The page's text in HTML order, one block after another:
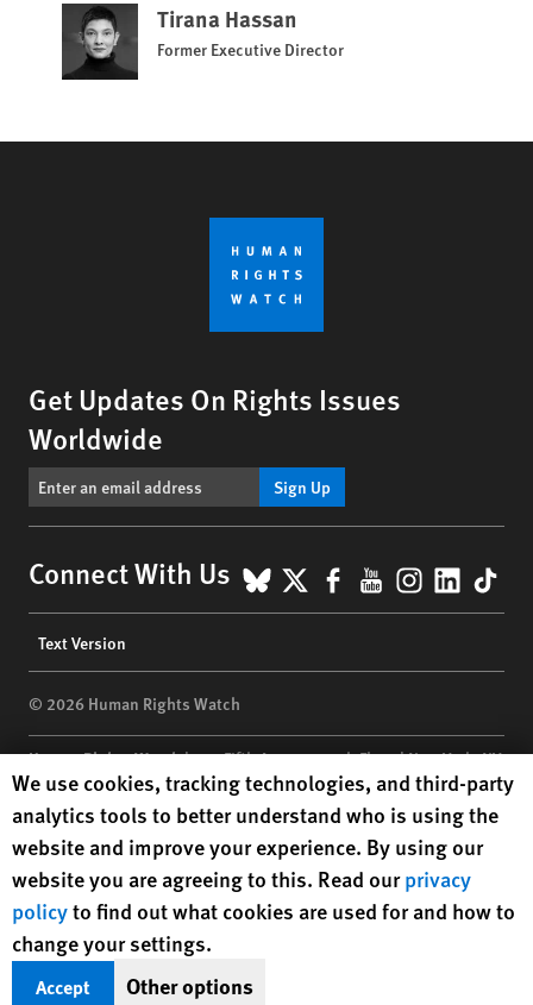
Tirana Hassan
Former Executive Director
Get Updates On Rights Issues
Worldwide
Sign Up
Connect With Us BlueSky
X Facebook
YouTube
menu
Text Version
© 2026 Human Rights Watch
Human Rights Watch| 350 Fifth Avenue, 34th Floor | New York,NY
10118-3299USA|t 1.212.290.4700
Human Rights Watchis a 501(C)(3) nonprofit registered in the US
under EIN: 13-2875808
Human Rights Watch cookie preferences
We use cookies, tracking technologies, and third-party
analytics tools to better understand who is using the
website and improve your experience. By using our
website you are agreeing to this. Read ourprivacy
policyto find out what cookies are used for and how to
change your settings.
Accept Other options